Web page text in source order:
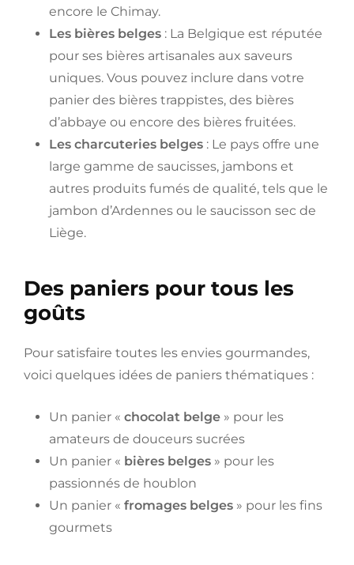
encore le Chimay.
Les bières belges : La Belgique est réputée
pour ses bières artisanales aux saveurs
uniques. Vous pouvez inclure dans votre
panier des bières trappistes, des bières
d’abbaye ou encore des bières fruitées.
Les charcuteries belges : Le pays offre une
large gamme de saucisses, jambons et
autres produits fumés de qualité, tels que le
jambon d’Ardennes ou le saucisson sec de
Liège.
Des paniers pour tous les
goûts
Pour satisfaire toutes les envies gourmandes,
voici quelques idées de paniers thématiques :
Un panier « chocolat belge » pour les
amateurs de douceurs sucrées
Un panier « bières belges » pour les
passionnés de houblon
Un panier « fromages belges » pour les fins
gourmets